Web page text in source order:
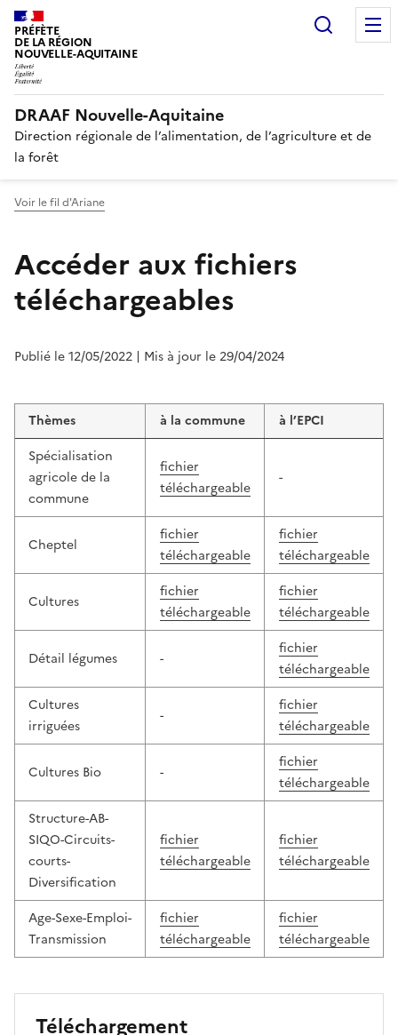
PRÉFÈTE
DE LA RÉGION
NOUVELLE-AQUITAINE
DRAAF Nouvelle-Aquitaine
Direction régionale de l’alimentation, de l’agriculture et de
la forêt
Voir le fil d'Ariane
Accéder aux fichiers
téléchargeables
Publié le 12/05/2022 | Mis à jour le 29/04/2024
Thèmes à la commune
à l’EPCI
Spécialisation
agricole de la
commune
fichier
téléchargeable
-
Cheptel
fichier
téléchargeable
fichier
téléchargeable
Cultures
fichier
téléchargeable
fichier
téléchargeable
Détail légumes -
fichier
téléchargeable
Cultures
irriguées
-
fichier
téléchargeable
Cultures Bio -
fichier
téléchargeable
Structure-AB-
SIQO-Circuits-
courts-
Diversification
fichier
téléchargeable
fichier
téléchargeable
Age-Sexe-Emploi-
Transmission
fichier
téléchargeable
fichier
téléchargeable
Téléchargement